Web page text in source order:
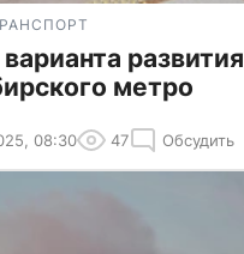
развития
метро
08:30 47 Обсудить